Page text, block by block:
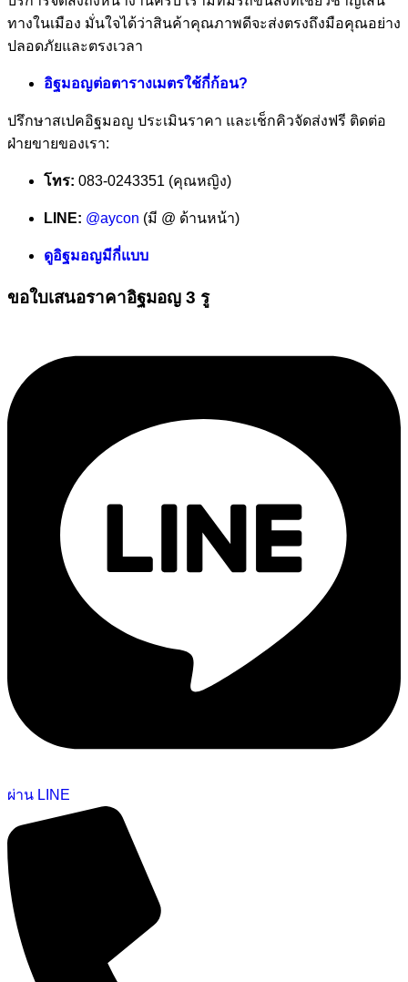
ทางในเมือง มั่นใจได้ว่าสินค้าคุณภาพดีจะส่งตรงถึงมือคุณอย่าง
ปลอดภัยและตรงเวลา
อิฐมอญต่อตารางเมตรใช้กี่ก้อน?
ปรึกษาสเปคอิฐมอญ ประเมินราคา และเช็กคิวจัดส่งฟรี ติดต่อ
ฝ่ายขายของเรา:
โทร: 083-0243351 (คุณหญิง)
LINE: @aycon (มี @ ด้านหน้า)
ดูอิฐมอญมีกี่แบบ
ขอใบเสนอราคาอิฐมอญ 3 รู
ผ่าน LINE